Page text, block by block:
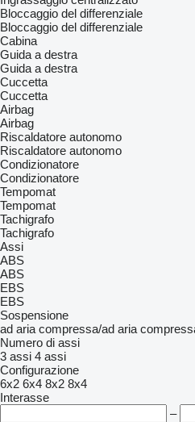
Bloccaggio del differenziale
Bloccaggio del differenziale
Cabina
Guida a destra
Guida a destra
Cuccetta
Cuccetta
Airbag
Airbag
Riscaldatore autonomo
Riscaldatore autonomo
Condizionatore
Condizionatore
Tempomat
Tempomat
Tachigrafo
Tachigrafo
Assi
ABS
ABS
EBS
EBS
Sospensione
ad aria compressa/ad aria
Numero di assi
3 assi 4 assi
Configurazione
6x2 6x4 8x2 8x4
Interasse
–